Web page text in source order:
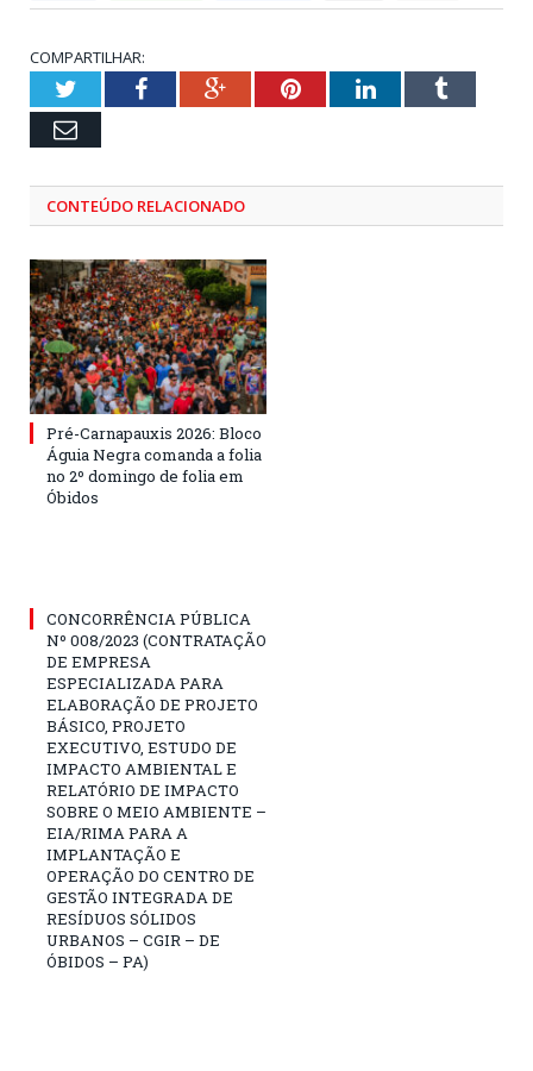
COMPARTILHAR:
TwitterFacebookGoogle+PinterestLinkedInTumblr
Email
CONTEÚDO RELACIONADO
Pré-Carnapauxis 2026: Bloco
Águia Negra comanda a folia
no 2º domingo de folia em
Óbidos
CONCORRÊNCIA PÚBLICA
Nº 008/2023 (CONTRATAÇÃO
DE EMPRESA
ESPECIALIZADA PARA
ELABORAÇÃO DE PROJETO
BÁSICO, PROJETO
EXECUTIVO, ESTUDO DE
IMPACTO AMBIENTAL E
RELATÓRIO DE IMPACTO
SOBRE O MEIO AMBIENTE –
EIA/RIMA PARA A
IMPLANTAÇÃO E
OPERAÇÃO DO CENTRO DE
GESTÃO INTEGRADA DE
RESÍDUOS SÓLIDOS
URBANOS – CGIR – DE
ÓBIDOS – PA)